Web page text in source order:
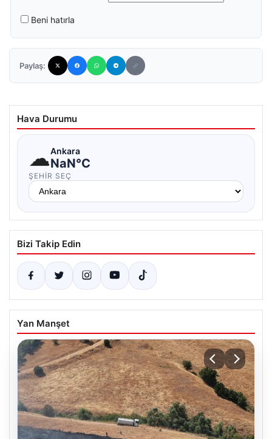
Beni hatırla
Paylaş:
Hava Durumu
☁Ankara
NaN°C
ŞEHIR SEÇ
Bizi Takip Edin
Yan Manşet